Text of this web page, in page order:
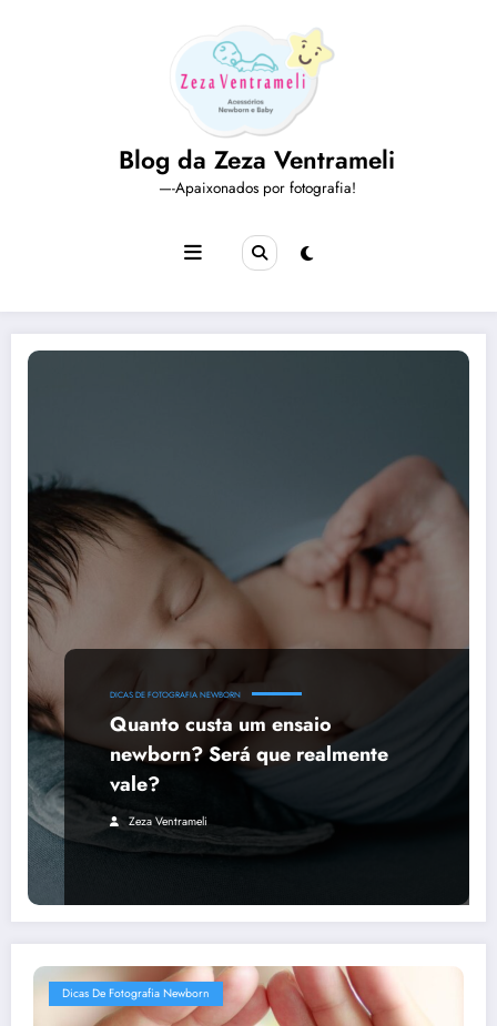
Blog da Zeza Ventrameli
—-Apaixonados por fotografia!
DICAS DE FOTOGRAFIA NEWBORN
Quanto custa um ensaio
newborn? Será que realmente
vale?
Zeza Ventrameli
Dicas De Fotografia Newborn